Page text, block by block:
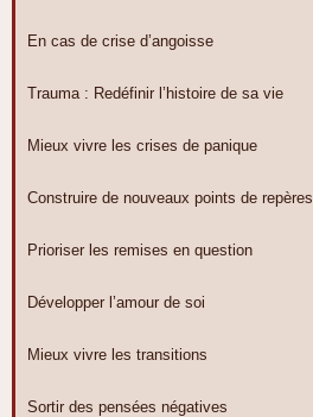
En cas de crise d’angoisse
Trauma : Redéfinir l’histoire de sa vie
Mieux vivre les crises de panique
Construire de nouveaux points de repères
Prioriser les remises en question
Développer l’amour de soi
Mieux vivre les transitions
Sortir des pensées négatives